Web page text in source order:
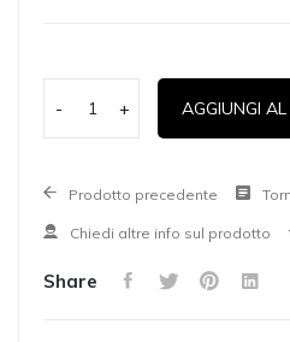
- + AGGIUNGI AL
Prodotto precedente
Chiedi altre info sul prodotto
Share